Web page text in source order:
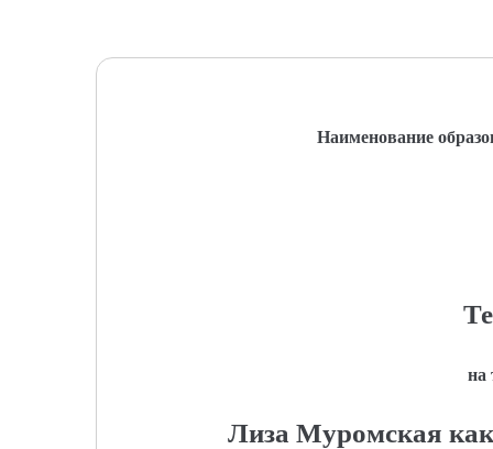
Наименование
на
Лиза Муромская